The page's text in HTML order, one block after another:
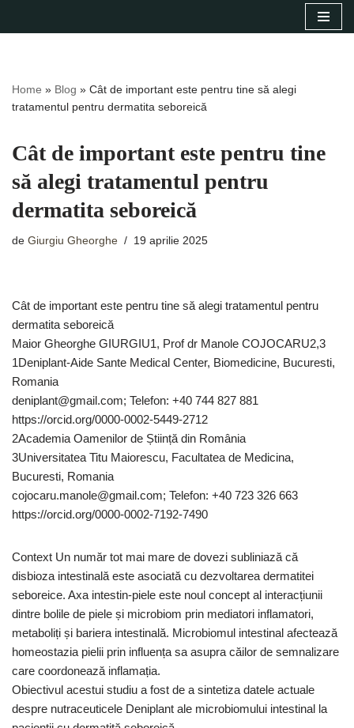
Home » Blog » Cât de important este pentru tine să alegi
tratamentul pentru dermatita seboreică
Cât de important este pentru tine
să alegi tratamentul pentru
dermatita seboreică
de Giurgiu Gheorghe 19 aprilie 2025
Cât de important este pentru tine să alegi tratamentul pentru
dermatita seboreică
Maior Gheorghe GIURGIU1, Prof dr Manole COJOCARU2,3
1Deniplant-Aide Sante Medical Center, Biomedicine, Bucuresti,
Romania
deniplant@gmail.com; Telefon: +40 744 827 881
https://orcid.org/0000-0002-5449-2712
2Academia Oamenilor de Știință din România
3Universitatea Titu Maiorescu, Facultatea de Medicina,
Bucuresti, Romania
cojocaru.manole@gmail.com; Telefon: +40 723 326 663
https://orcid.org/0000-0002-7192-7490
Context Un număr tot mai mare de dovezi subliniază că
disbioza intestinală este asociată cu dezvoltarea dermatitei
seboreice. Axa intestin-piele este noul concept al interacțiunii
dintre bolile de piele și microbiom prin mediatori inflamatori,
metaboliți și bariera intestinală. Microbiomul intestinal afectează
homeostazia pielii prin influența sa asupra căilor de semnalizare
care coordonează inflamația.
Obiectivul acestui studiu a fost de a sintetiza datele actuale
despre nutraceuticele Deniplant ale microbiomului intestinal la